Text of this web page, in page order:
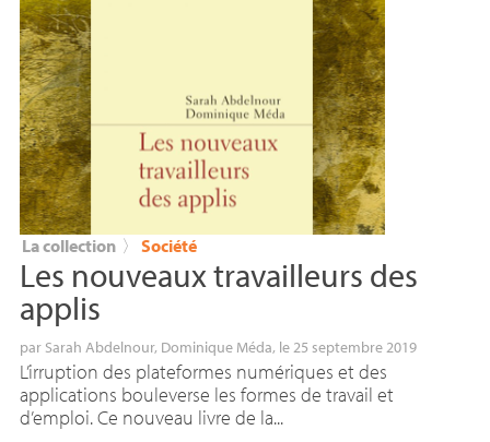
La collection 〉 Société
Les nouveaux travailleurs des
applis
par Sarah Abdelnour, Dominique Méda, le 25 septembre 2019
L’irruption des plateformes numériques et des
applications bouleverse les formes de travail et
d’emploi. Ce nouveau livre de la...